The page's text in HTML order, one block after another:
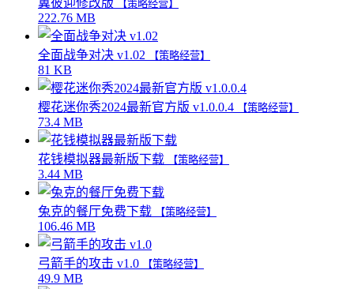
【策略经营】
222.76 MB
全面战争对决 v1.02 【策略经营】
81 KB
樱花迷你秀2024最新官方版 v1.0.0.4 【策略经营】
73.4 MB
花钱模拟器最新版下载 【策略经营】
3.44 MB
兔克的餐厅免费下载 【策略经营】
106.46 MB
弓箭手的攻击 v1.0 【策略经营】
49.9 MB